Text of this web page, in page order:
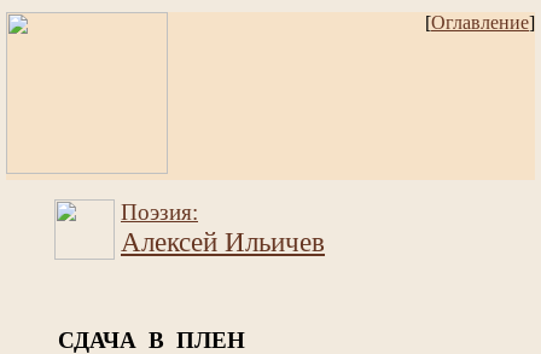
[Оглавление]
Поэзия:
Алексей Ильичев
СДАЧА В ПЛЕН